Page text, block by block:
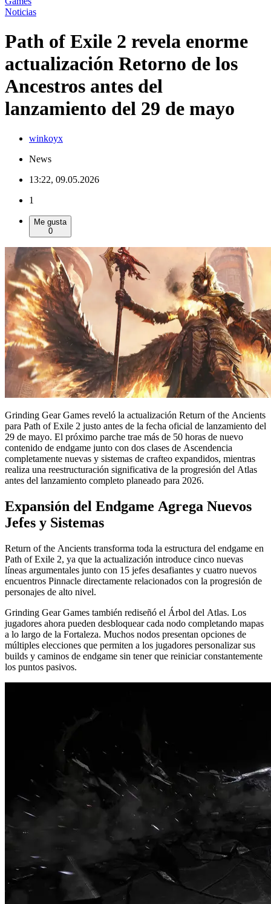
Noticias
Path of Exile 2 revela enorme
actualización Retorno de los
Ancestros antes del
lanzamiento del 29 de mayo
winkoyx
News
13:22, 09.05.2026
1
Me gusta
0
Grinding Gear Games reveló la actualización Return of the Ancients
para Path of Exile 2 justo antes de la fecha oficial de lanzamiento del
29 de mayo. El próximo parche trae más de 50 horas de nuevo
contenido de endgame junto con dos clases de Ascendencia
completamente nuevas y sistemas de crafteo expandidos, mientras
realiza una reestructuración significativa de la progresión del Atlas
antes del lanzamiento completo planeado para 2026.
Expansión del Endgame Agrega Nuevos
Jefes y Sistemas
Return of the Ancients transforma toda la estructura del endgame en
Path of Exile 2, ya que la actualización introduce cinco nuevas
líneas argumentales junto con 15 jefes desafiantes y cuatro nuevos
encuentros Pinnacle directamente relacionados con la progresión de
personajes de alto nivel.
Grinding Gear Games también rediseñó el Árbol del Atlas. Los
jugadores ahora pueden desbloquear cada nodo completando mapas
a lo largo de la Fortaleza. Muchos nodos presentan opciones de
múltiples elecciones que permiten a los jugadores personalizar sus
builds y caminos de endgame sin tener que reiniciar constantemente
los puntos pasivos.